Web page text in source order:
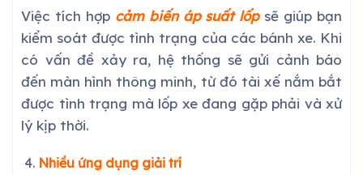
Việc tích hợp cảm biến áp suất lốpsẽ giúp bạn
kiểm soát được tình trạng của các bánh xe. Khi
có vấn đề xảy ra, hệ thống sẽ gửi cảnh báo
đến màn hình thông minh, từ đó tài xế nắm bắt
được tình trạng mà lốp xe đang gặp phải và xử
lý kịp thời.
Nhiều ứng dụng giải trí